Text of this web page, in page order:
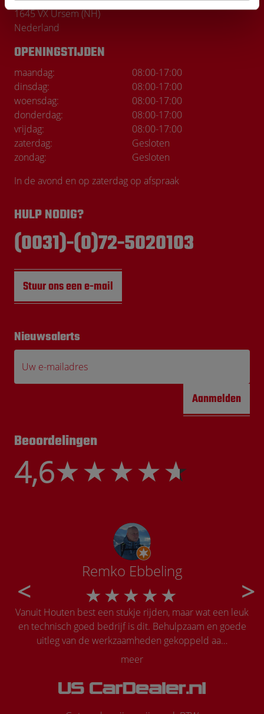
1645 VX Ursem (NH)
Nederland
OPENINGSTIJDEN
maandag: 08:00-17:00
dinsdag:
08:00-17:00
woensdag:
08:00-17:00
donderdag:
08:00-17:00
vrijdag:
08:00-17:00
zaterdag:
Gesloten
zondag:
Gesloten
In de avond en op zaterdag op afspraak
HULP NODIG?
(0031)-(0)72-5020103
Stuur ons een e-mail
Nieuwsalerts
Uw e-mailadres
Aanmelden
Beoordelingen
4,6
Remko Ebbeling
Vanuit Houten best een stukje rijden, maar wat een leuk
en technisch goed bedrijf is dit. Behulpzaam en goede
uitleg van de werkzaamheden gekoppeld aa…
meer